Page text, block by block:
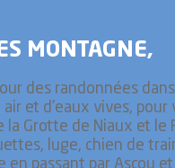
MONTAGNE,
des randonnées
et d'eaux vives, pour
Grotte de Niaux et le
luge, chien de
passant par Ascou